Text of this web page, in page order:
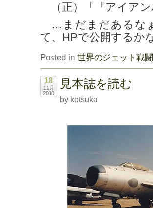
（正）「『アイア
…まだまだあるな
て、HPで公開するか
Posted in 世界のジェット戦
18
11月
2010
見本誌を読む
by kotsuka